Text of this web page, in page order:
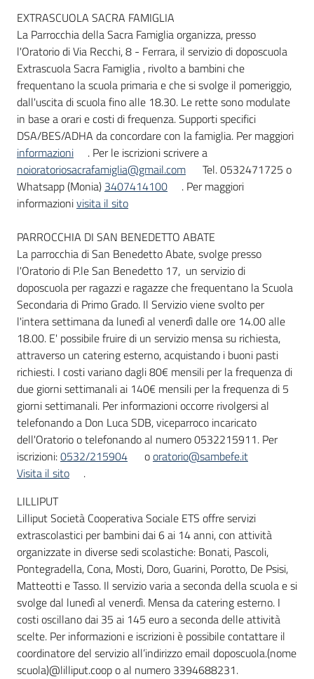
EXTRASCUOLA SACRA FAMIGLIA
La Parrocchia della Sacra Famiglia organizza, presso
l'Oratorio di Via Recchi, 8 - Ferrara, il servizio di doposcuola
Extrascuola Sacra Famiglia , rivolto a bambini che
frequentano la scuola primaria e che si svolge il pomeriggio,
dall'uscita di scuola fino alle 18.30. Le rette sono modulate
in base a orari e costi di frequenza. Supporti specifici
DSA/BES/ADHA da concordare con la famiglia. Per maggiori
informazioni
. Per le iscrizioni scrivere a
noioratoriosacrafamiglia@gmail.com
Tel. 0532471725 o
Whatsapp (Monia) 3407414100
. Per maggiori
informazionivisita il sito
PARROCCHIA DI SAN BENEDETTO ABATE
La parrocchia di San Benedetto Abate, svolge presso
l'Oratorio di P.le San Benedetto 17, un servizio di
doposcuola per ragazzi e ragazze che frequentano la Scuola
Secondaria di Primo Grado. Il Servizio viene svolto per
l'intera settimana da lunedì al venerdì dalle ore 14.00 alle
18.00. E' possibile fruire di un servizio mensa su richiesta,
attraverso un catering esterno, acquistando i buoni pasti
richiesti. I costi variano dagli 80€ mensili per la frequenza di
due giorni settimanali ai 140€ mensili per la frequenza di 5
giorni settimanali. Per informazioni occorre rivolgersi al
telefonando a Don Luca SDB, viceparroco incaricato
dell'Oratorio o telefonando al numero 0532215911. Per
iscrizioni:0532/215904 ooratorio@sambefe.it
Visita il sito
.
LILLIPUT
Lilliput Società Cooperativa Sociale ETS offre servizi
extrascolastici per bambini dai 6 ai 14 anni, con attività
organizzate in diverse sedi scolastiche: Bonati, Pascoli,
Pontegradella, Cona, Mosti, Doro, Guarini, Porotto, De Psisi,
Matteotti e Tasso. Il servizio varia a seconda della scuola e si
svolge dal lunedì al venerdì. Mensa da catering esterno. I
costi oscillano dai 35 ai 145 euro a seconda delle attività
scelte. Per informazioni e iscrizioni è possibile contattare il
coordinatore del servizio all’indirizzo email doposcuola.(nome
scuola)@lilliput.coop o al numero 3394688231.